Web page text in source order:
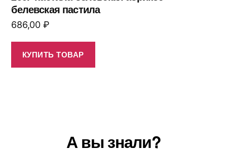
белевская пастила
686,00 ₽
КУПИТЬ ТОВАР
А вы знали?